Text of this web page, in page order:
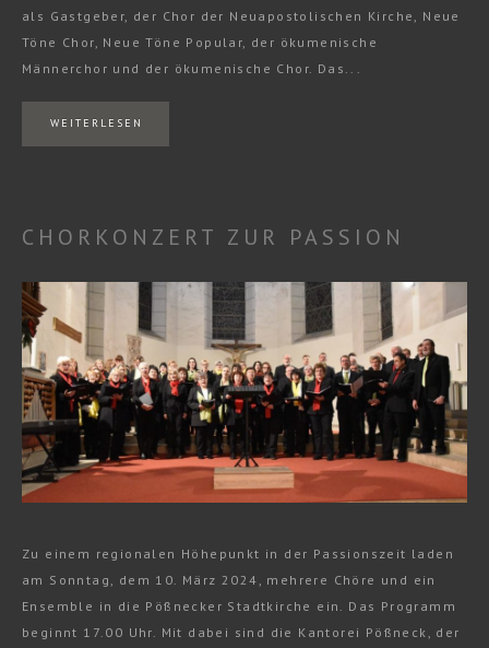
als Gastgeber, der Chor der Neuapostolischen Kirche, Neue
Töne Chor, Neue Töne Popular, der ökumenische
Männerchor und der ökumenische Chor. Das...
WEITERLESEN
CHORKONZERT ZUR PASSION
Zu einem regionalen Höhepunkt in der Passionszeit laden
am Sonntag, dem 10. März 2024, mehrere Chöre und ein
Ensemble in die Pößnecker Stadtkirche ein. Das Programm
beginnt 17.00 Uhr. Mit dabei sind die Kantorei Pößneck, der